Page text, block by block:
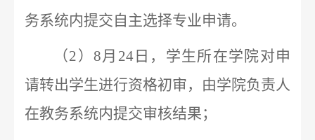
务系统内提交自主选择专业申请。
（2 ）8月 24日，学生所在学院对申
请转出学生进行资格初审，由学院负责人
在教务系统内提交审核结果；